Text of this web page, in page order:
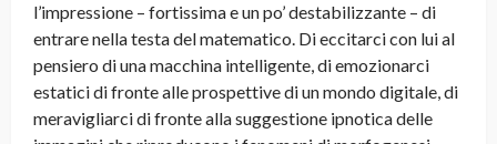
l’impressione – fortissima e un po’ destabilizzante – di
entrare nella testa del matematico. Di eccitarci con lui al
pensiero di una macchina intelligente, di emozionarci
estatici di fronte alle prospettive di un mondo digitale, di
meravigliarci di fronte alla suggestione ipnotica delle